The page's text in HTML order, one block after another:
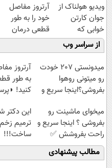
ویدیو هولناک از
جوان کارتن
خوابی که
میلیاردر شد.
آموزش رایگان
آرتروز مفاصل
خود را به طور
قطعی درمان
کنید!
◗پرسش‌نامه◖
از سراسر وب
میدونستی 207 خودت
رو میتونی روهوا
بفروشی؟اینجا سریع و
آرتروز
به طور
کنید!
میخوای ماشینت رو
بفروشی ؟ اینجا سریع و
راحت بفروشش ✅
این دکتر
ترمیم زخم
ساخت!!!
مطالب پیشنهادی